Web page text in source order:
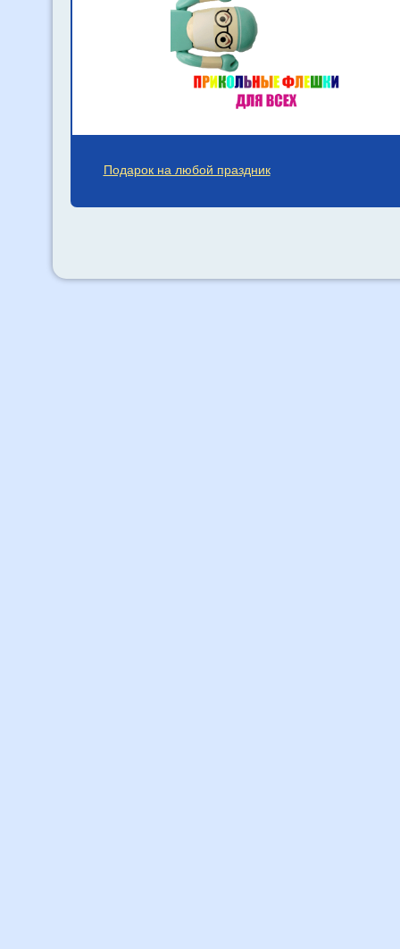
Подарок на любой праздник